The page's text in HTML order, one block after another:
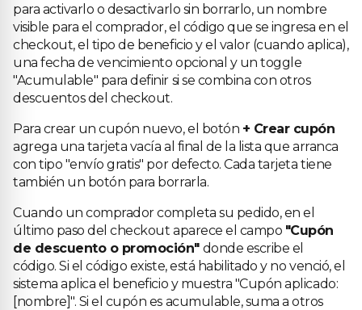
para activarlo o desactivarlo sin borrarlo, un nombre
visible para el comprador, el código que se ingresa en el
checkout, el tipo de beneficio y el valor (cuando aplica),
una fecha de vencimiento opcional y un toggle
"Acumulable" para definir si se combina con otros
descuentos del checkout.
Para crear un cupón nuevo, el botón + Crear cupón
agrega una tarjeta vacía al final de la lista que arranca
con tipo "envío gratis" por defecto. Cada tarjeta tiene
también un botón para borrarla.
Cuando un comprador completa su pedido, en el
último paso del checkout aparece el campo "Cupón
de descuento o promoción" donde escribe el
código. Si el código existe, está habilitado y no venció, el
sistema aplica el beneficio y muestra "Cupón aplicado:
[nombre]". Si el cupón es acumulable, suma a otros